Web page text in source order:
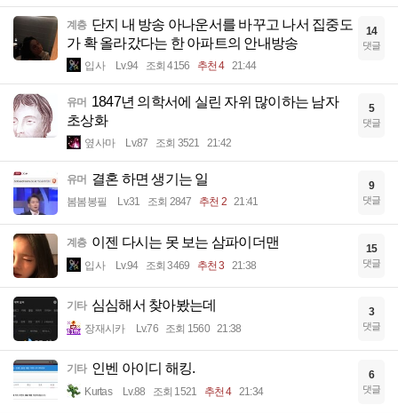
계층 단지 내 방송 아나운서를 바꾸고 나서 집중도
가 확 올라갔다는 한 아파트의 안내방송
입사 Lv.94 조회 4156 추천 4 21:44
14
댓글
유머 1847년 의학서에 실린 자위 많이하는 남자
초상화
옆사마 Lv.87 조회 3521 21:42
5
댓글
유머 결혼 하면 생기는 일
봄봄봉필 Lv.31 조회 2847 추천 2 21:41
9
댓글
계층 이젠 다시는 못 보는 삼파이더맨
입사 Lv.94 조회 3469 추천 3 21:38
15
댓글
기타 심심해서 찾아봤는데
장재시카 Lv.76 조회 1560 21:38
3
댓글
기타 인벤 아이디 해킹.
Kurtas Lv.88 조회 1521 추천 4 21:34
6
댓글